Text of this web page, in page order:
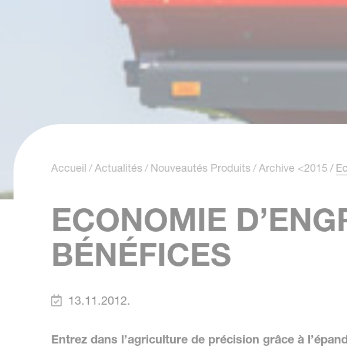
Accueil Actualités Nouveautés Produits Archive <2015
ECONOMIE
BÉNÉFICES
13.11.2012.
Entrez dans l’agriculture de précision grâce à